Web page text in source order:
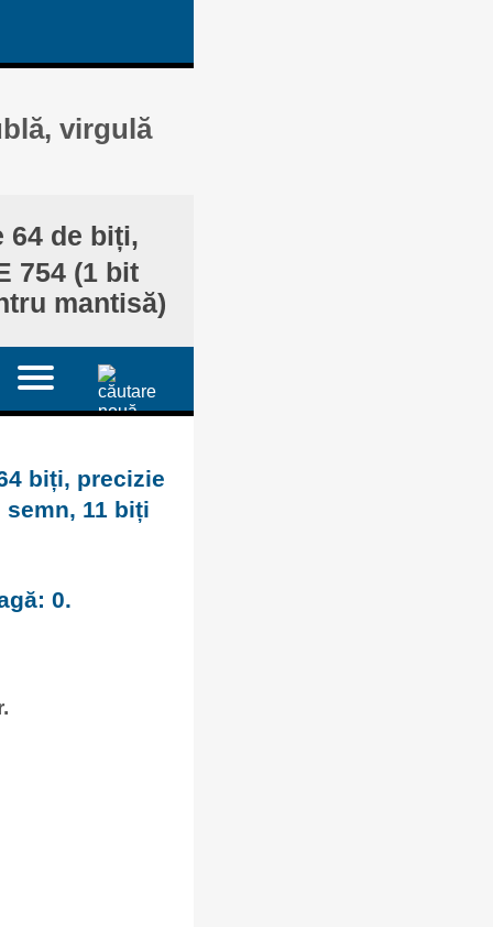
virgulă
64 de biți,
754 (1 bit
mantisă)
biți, precizie
11 biți
0.